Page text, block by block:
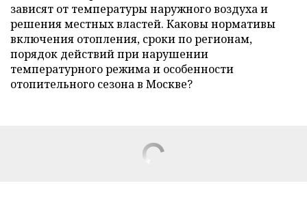
зависят от температуры наружного воздуха и
решения местных властей. Каковы нормативы
включения отопления, сроки по регионам,
порядок действий при нарушении
температурного режима и особенности
отопительного сезона в Москве?